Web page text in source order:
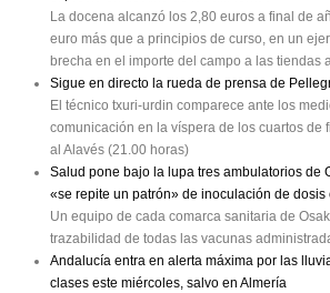
La docena alcanzó los 2,80 euros a final de
euro más que a principios de curso, en un
brecha en el importe del campo a las tiendas
Sigue en directo la rueda de prensa de
El técnico txuri-urdin comparece ante los
comunicación en la víspera de los cuartos de
al Alavés (21.00 horas)
Salud pone bajo la lupa tres ambulatorios de
«se repite un patrón» de inoculación de dosis
Un equipo de cada comarca sanitaria de
trazabilidad de todas las vacunas
Andalucía entra en alerta máxima por las
clases este miércoles, salvo en Almería